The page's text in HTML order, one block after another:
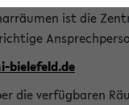
ist die
bielefeld.de
die verfügbaren